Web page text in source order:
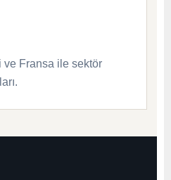
Fransa ile sektör